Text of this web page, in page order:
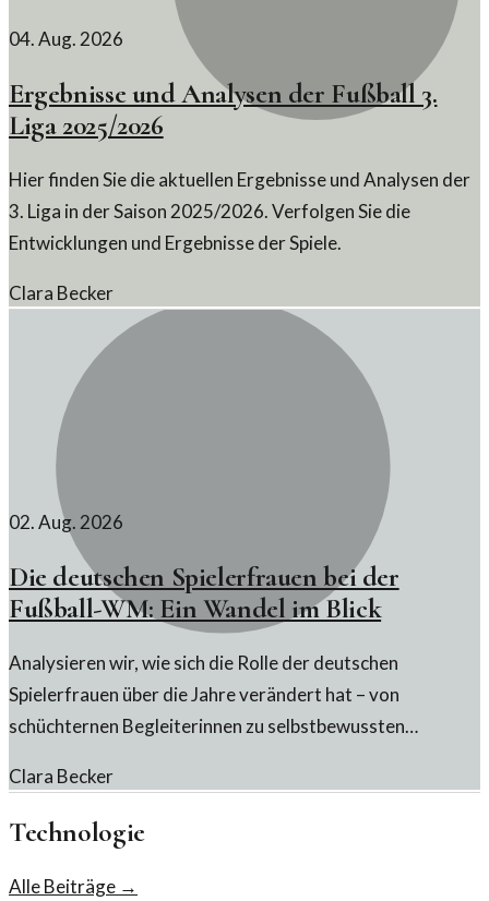
04. Aug. 2026
Ergebnisse und Analysen der Fußball 3.
Liga 2025/2026
Hier finden Sie die aktuellen Ergebnisse und Analysen der
3. Liga in der Saison 2025/2026. Verfolgen Sie die
Entwicklungen und Ergebnisse der Spiele.
Clara Becker
02. Aug. 2026
Die deutschen Spielerfrauen bei der
Fußball-WM: Ein Wandel im Blick
Analysieren wir, wie sich die Rolle der deutschen
Spielerfrauen über die Jahre verändert hat – von
schüchternen Begleiterinnen zu selbstbewussten
Clara Becker
Technologie
Alle Beiträge →